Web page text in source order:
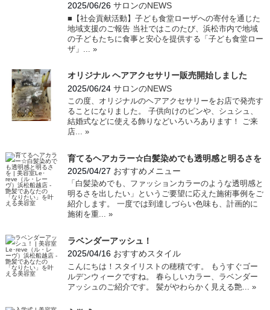
2025/06/26 サロンのNEWS
■【社会貢献活動】子ども食堂ローザへの寄付を通じた
地域支援のご報告 当社ではこのたび、浜松市内で地域
の子どもたちに食事と安心を提供する「子ども食堂ロー
ザ」...
»
オリジナル ヘアアクセサリー販売開始しました
2025/06/24 サロンのNEWS
この度、オリジナルのヘアアクセサリーをお店で発売す
ることになりました。 子供向けのピンや、シュシュ、
結婚式などに使える飾りなどいろいろあります！ ご来
店...
»
育てるヘアカラー☆白髪染めでも透明感と明るさを
2025/04/27 おすすめメニュー
「白髪染めでも、ファッションカラーのような透明感と
明るさを出したい」というご要望に応えた施術事例をご
紹介します。 一度では到達しづらい色味も、計画的に
施術を重... »
ラベンダーアッシュ！
2025/04/16 おすすめスタイル
こんにちは！スタイリストの穂積です。 もうすぐゴー
ルデンウィークですね。 春らしいカラー、ラベンダー
アッシュのご紹介です。 髪がやわらかく見える艶...
»